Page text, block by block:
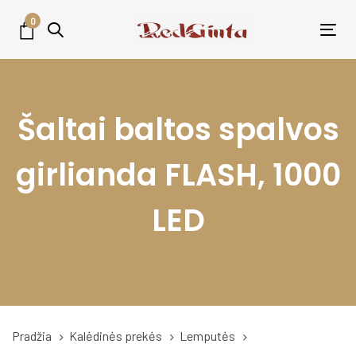
links
content
0
Šaltai baltos spalvos
girlianda FLASH, 1000
LED
Pradžia Kalėdinės prekės
Lemputės